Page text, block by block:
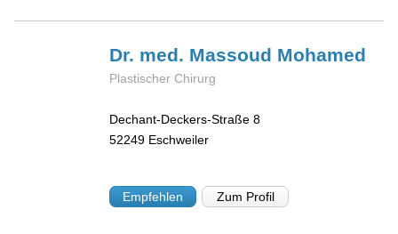
Dr. med. Massoud Mohamed
Plastischer Chirurg
Dechant-Deckers-Straße 8
52249 Eschweiler
Empfehlen Zum Profil